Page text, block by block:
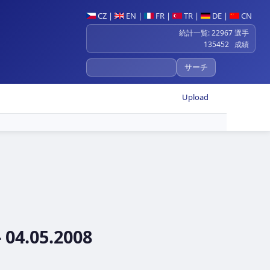
CZ | EN | FR | TR | DE | CN
統計一覧: 22967 選手
135452 成績
Upload